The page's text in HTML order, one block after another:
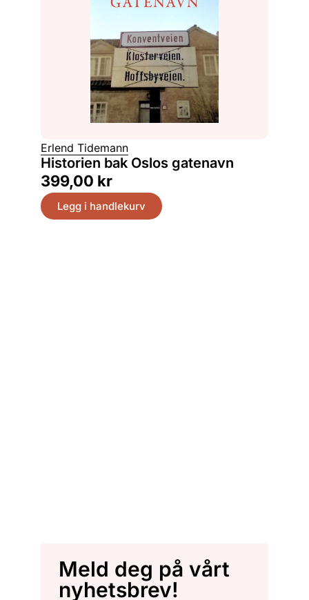
Erlend Tidemann
Historien bak Oslos gatenavn
399,00 kr
Legg i handlekurv
Meld deg på vårt
nyhetsbrev!